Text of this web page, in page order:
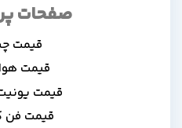
صفحات
قیمت
قیمت
قیمت
قیمت فن